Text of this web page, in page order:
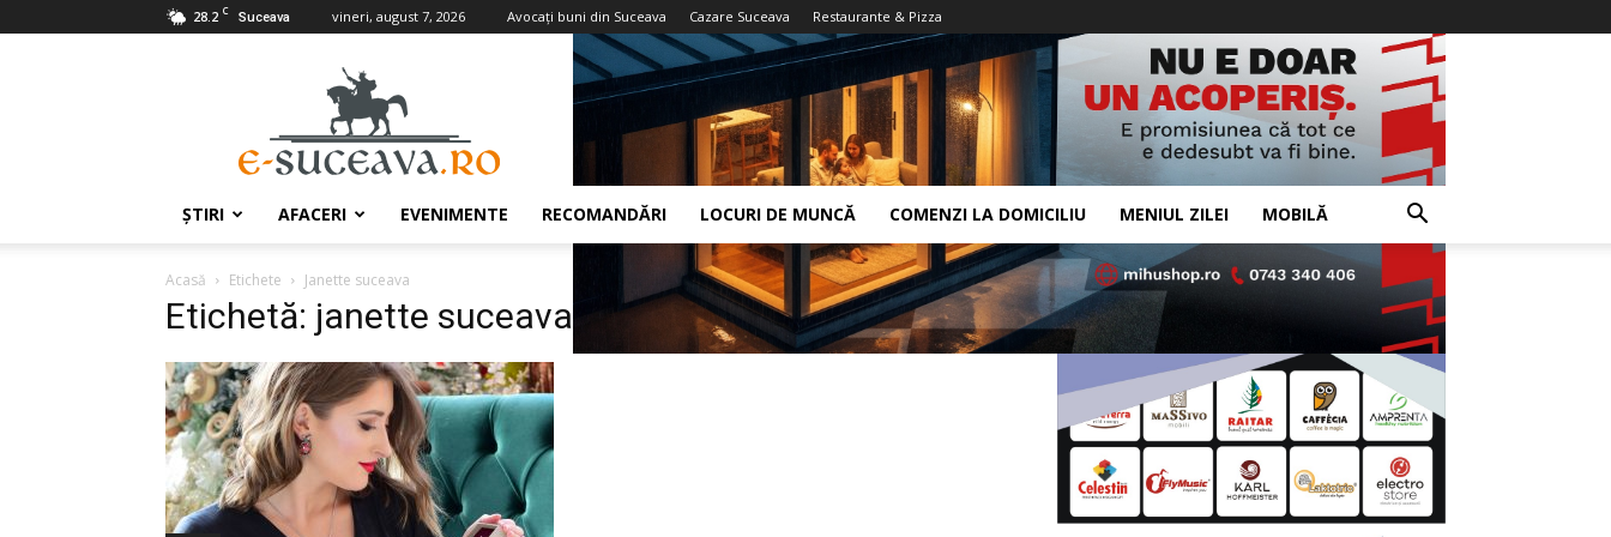
28.2 C Suceava vineri, august 7, 2026 Avocaţi buni din Suceava Cazare Suceava Restaurante & Pizza
ŞTIRI AFACERI EVENIMENTE RECOMANDĂRI LOCURI DE MUNCĂ COMENZI LA DOMICILIU MENIUL ZILEI MOBILĂ
Acasă Etichete Janette suceava
Etichetă: janette suceava